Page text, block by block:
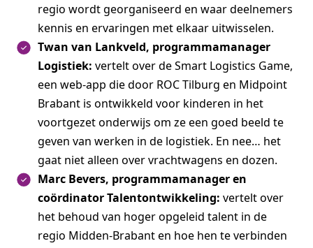
regio wordt georganiseerd en waar deelnemers
kennis en ervaringen met elkaar uitwisselen.
Twan van Lankveld, programmamanager
Logistiek: vertelt over de Smart Logistics Game,
een web-app die door ROC Tilburg en Midpoint
Brabant is ontwikkeld voor kinderen in het
voortgezet onderwijs om ze een goed beeld te
geven van werken in de logistiek. En nee… het
gaat niet alleen over vrachtwagens en dozen.
Marc Bevers, programmamanager en
coördinator Talentontwikkeling: vertelt over
het behoud van hoger opgeleid talent in de
regio Midden-Brabant en hoe hen te verbinden